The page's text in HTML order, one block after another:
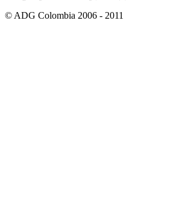
© ADG Colombia 2006 - 2011